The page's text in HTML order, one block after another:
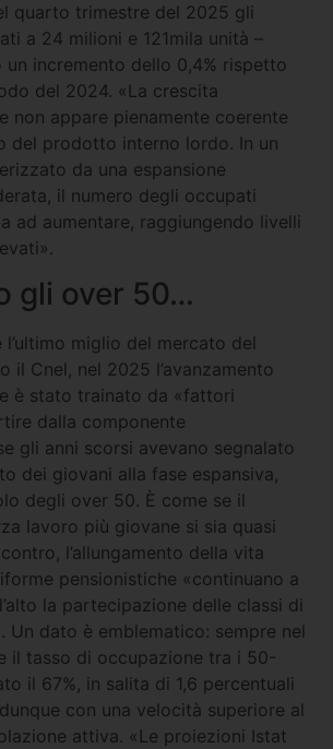
quarto trimestre del 2025 gli
a 24 milioni e 121mila unità –
un incremento dello 0,4% rispetto
del 2024. «La crescita
non appare pienamente coerente
del prodotto interno lordo. In un
da una espansione
il numero degli occupati
ad aumentare, raggiungendo livelli
gli over 50…
l’ultimo miglio del mercato del
il Cnel, nel 2025 l’avanzamento
è stato trainato da «fattori
dalla componente
gli anni scorsi avevano segnalato
dei giovani alla fase espansiva,
degli over 50. È come se il
lavoro più giovane si sia quasi
l’allungamento della vita
pensionistiche «continuano a
la partecipazione delle classi di
Un dato è emblematico: sempre nel
il tasso di occupazione tra i 50-
il 67%, in salita di 1,6 percentuali
con una velocità superiore al
attiva. «Le proiezioni Istat